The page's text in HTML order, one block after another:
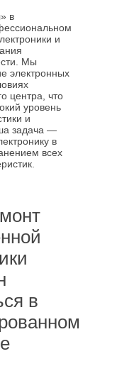
в
и
Мы
электронных
центра, что
уровень
и
задача —
в
всех
в